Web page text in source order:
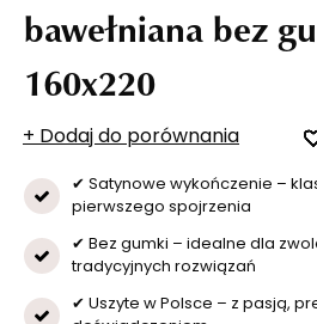
bawełniana bez
160x220
+ Dodaj do porównania
✔ Satynowe wykończenie –
pierwszego spojrzenia
✔ Bez gumki – idealne dla
tradycyjnych rozwiązań
✔ Uszyte w Polsce – z pasją,